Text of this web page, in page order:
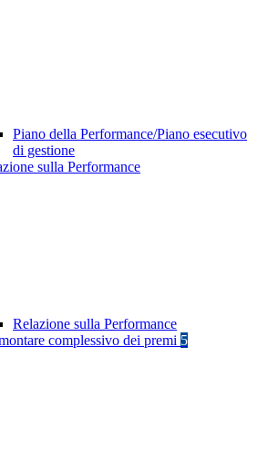
Piano della Performance/Piano esecutivo
di gestione
sulla Performance
Relazione sulla Performance
complessivo dei premi 5